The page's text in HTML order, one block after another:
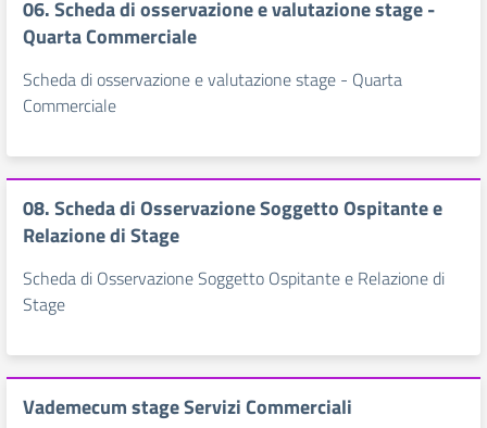
06. Scheda di osservazione e valutazione stage -
Quarta Commerciale
Scheda di osservazione e valutazione stage - Quarta
Commerciale
08. Scheda di Osservazione Soggetto Ospitante e
Relazione di Stage
Scheda di Osservazione Soggetto Ospitante e Relazione di
Stage
Vademecum stage Servizi Commerciali